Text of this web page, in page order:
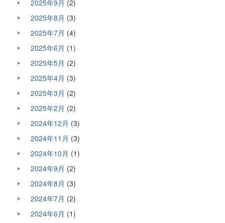
2025年9月 (2)
2025年8月 (3)
2025年7月 (4)
2025年6月 (1)
2025年5月 (2)
2025年4月 (3)
2025年3月 (2)
2025年2月 (2)
2024年12月 (3)
2024年11月 (3)
2024年10月 (1)
2024年9月 (2)
2024年8月 (3)
2024年7月 (2)
2024年6月 (1)